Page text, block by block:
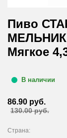
Пиво
МЕЛЬНИК
Мягкое
В наличии
86.90 руб.
130.00 руб.
Страна: